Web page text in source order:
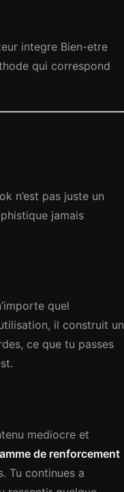
integre Bien-etre
qui correspond
n’est pas juste un
jamais
quel
il construit un
ce que tu passes
mediocre et
de renforcement
Tu continues a